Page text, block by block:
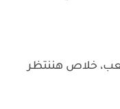
خلاص هننتظر